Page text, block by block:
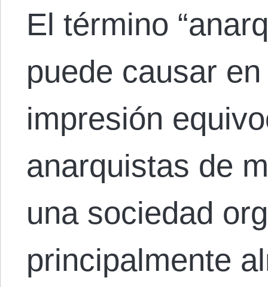
El término
puede causar
impresión
anarquistas de
una sociedad
principalmente